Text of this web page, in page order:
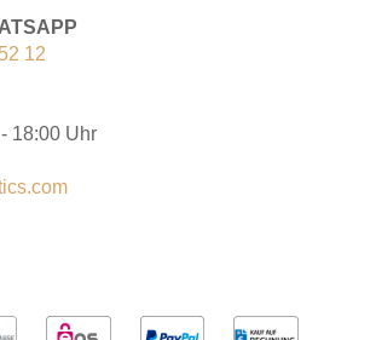
12
18:00 Uhr